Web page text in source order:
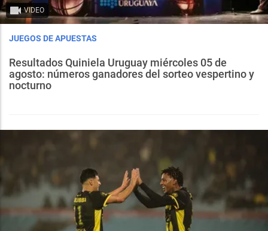
VIDEO
JUEGOS DE APUESTAS
Resultados Quiniela Uruguay miércoles 05 de
agosto: números ganadores del sorteo vespertino y
nocturno